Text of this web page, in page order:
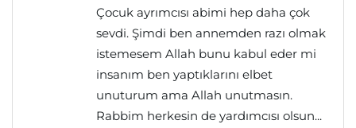
Çocuk ayrımcısı abimi hep daha çok
sevdi. Şimdi ben annemden razı olmak
istemesem Allah bunu kabul eder mi
insanım ben yaptıklarını elbet
unuturum ama Allah unutmasın.
Rabbim herkesin de yardımcısı olsun...